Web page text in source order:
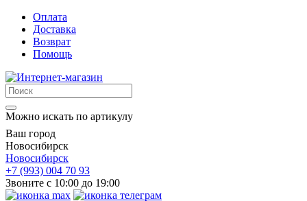
Оплата
Доставка
Возврат
Помощь
Можно искать по артикулу
Ваш город
Новосибирск
Новосибирск
+7 (993) 004 70 93
Звоните с 10:00 до 19:00